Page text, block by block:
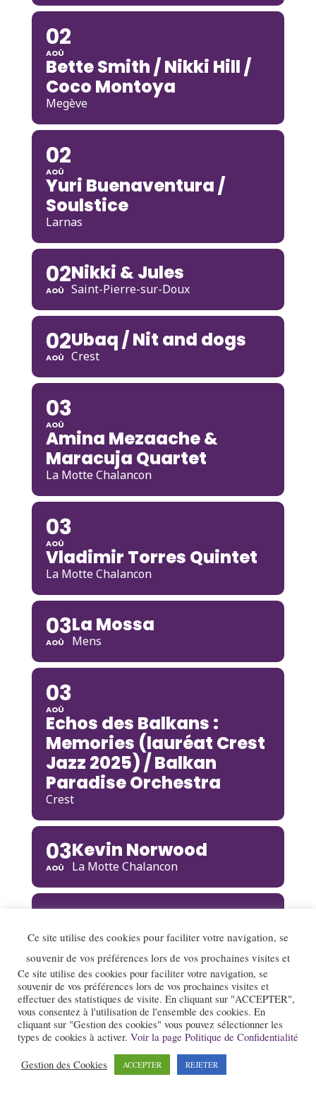
02
AOÛ
Bette Smith / Nikki Hill /
Coco Montoya
Megève
02
AOÛ
Yuri Buenaventura /
Soulstice
Larnas
02
AOÛ
Nikki & Jules
Saint-Pierre-sur-Doux
02
AOÛ
Ubaq / Nit and dogs
Crest
03
AOÛ
Amina Mezaache &
Maracuja Quartet
La Motte Chalancon
03
AOÛ
Vladimir Torres Quintet
La Motte Chalancon
03
AOÛ
La Mossa
Mens
03
AOÛ
Echos des Balkans :
Memories (lauréat Crest
Jazz 2025) / Balkan
Paradise Orchestra
Crest
03
AOÛ
Kevin Norwood
La Motte Chalancon
03
AOÛ
Amina Mezaache &
Maracuja Quartet
La Motte Chalancon
04Sakina Abdou Solo
Ce site utilise des cookies pour faciliter votre navigation, se
souvenir de vos préférences lors de vos prochaines visites et
Ce site utilise des cookies pour faciliter votre navigation, se
souvenir de vos préférences lors de vos prochaines visites et
effectuer des statistiques de visite. En cliquant sur "ACCEPTER",
vous consentez à l'utilisation de l'ensemble des cookies. En
cliquant sur "Gestion des cookies" vous pouvez sélectionner les
types de cookies à activer. Voir la page Politique de Confidentialité
Gestion des Cookies ACCEPTER REJETER